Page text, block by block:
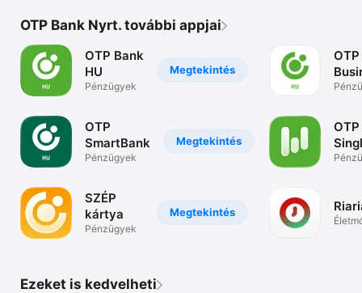
OTP Bank Nyrt. további appjai
Megtekintés
OTP Bank
HU
Pénzügyek
Megtekintés
OTP
SmartBank
Pénzügyek
Megtekintés
SZÉP
kártya
Pénzügyek
OTP
OTP
Ezeket is kedvelheti